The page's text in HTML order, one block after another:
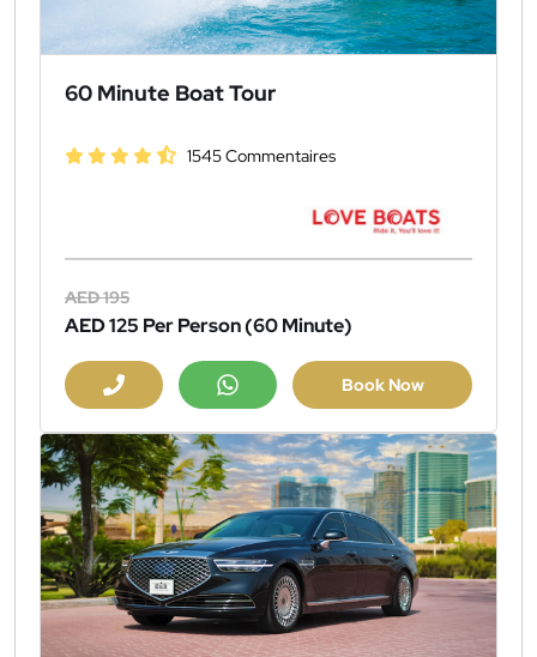
60 Minute Boat Tour
1545 Commentaires
AED 195
AED 125 Per Person (60 Minute)
Book Now